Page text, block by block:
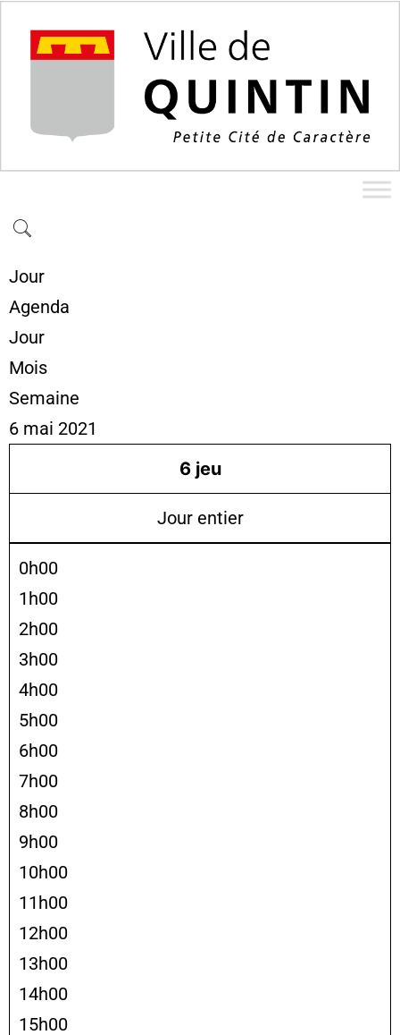
Jour
Agenda
Jour
Mois
Semaine
6 mai 2021
6 jeu
Jour entier
0h00
1h00
2h00
3h00
4h00
5h00
6h00
7h00
8h00
9h00
10h00
11h00
12h00
13h00
14h00
15h00